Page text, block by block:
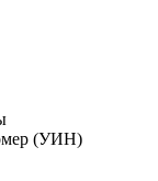
(УИН)